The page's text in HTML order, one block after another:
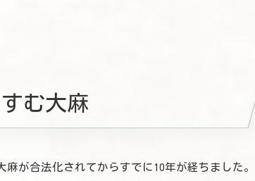
む大麻
が合法化されてからすでに10年が経ちました。